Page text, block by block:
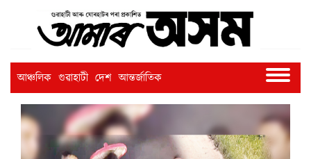
আঞ্চলিক গুৱাহাটী দেশ আন্তৰ্জাতিক